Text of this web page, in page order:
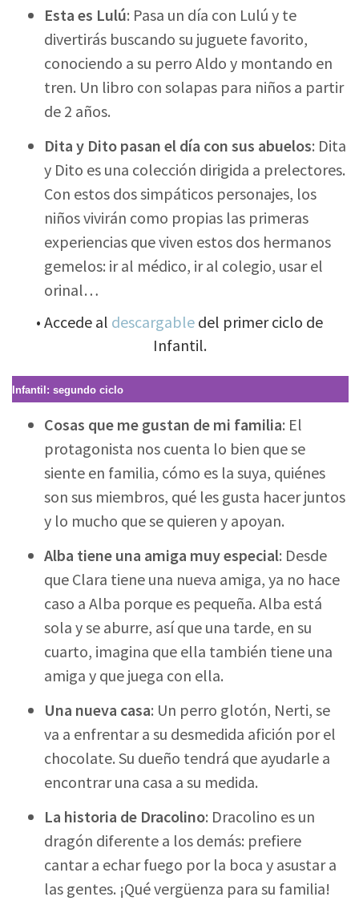
Esta es Lulú: Pasa un día con Lulú y te
divertirás buscando su juguete favorito,
conociendo a su perro Aldo y montando en
tren. Un libro con solapas para niños a partir
de 2 años.
Dita y Dito pasan el día con sus abuelos: Dita
y Dito es una colección dirigida a prelectores.
Con estos dos simpáticos personajes, los
niños vivirán como propias las primeras
experiencias que viven estos dos hermanos
gemelos: ir al médico, ir al colegio, usar el
orinal…
• Accede al descargable del primer ciclo de
Infantil.
Infantil: segundo ciclo
Cosas que me gustan de mi familia: El
protagonista nos cuenta lo bien que se
siente en familia, cómo es la suya, quiénes
son sus miembros, qué les gusta hacer juntos
y lo mucho que se quieren y apoyan.
Alba tiene una amiga muy especial: Desde
que Clara tiene una nueva amiga, ya no hace
caso a Alba porque es pequeña. Alba está
sola y se aburre, así que una tarde, en su
cuarto, imagina que ella también tiene una
amiga y que juega con ella.
Una nueva casa: Un perro glotón, Nerti, se
va a enfrentar a su desmedida afición por el
chocolate. Su dueño tendrá que ayudarle a
encontrar una casa a su medida.
La historia de Dracolino: Dracolino es un
dragón diferente a los demás: prefiere
cantar a echar fuego por la boca y asustar a
las gentes. ¡Qué vergüenza para su familia!